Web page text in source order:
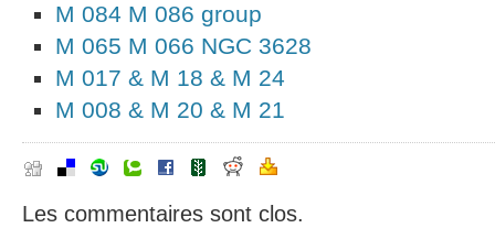
M 084 M 086 group
M 065 M 066 NGC 3628
M 017 & M 18 & M 24
M 008 & M 20 & M 21
Les commentaires sont clos.